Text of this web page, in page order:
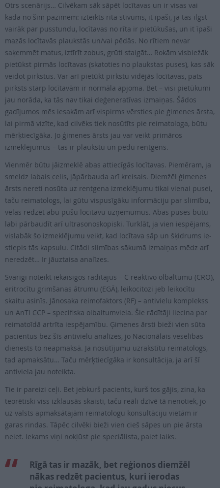
Otrs scenārijs… Cilvēkam sāk sāpēt locītavas un ir visas vai
kāda no šīm pazīmēm: izteikts rīta stīvums, it īpaši, ja tas ilgst
vairāk par pusstundu, locītavas no rīta ir pietūkušas, un it īpaši
mazās locītavās plaukstās un/vai pēdās. No rītiem nevar
saķemmēt matus, iztīrīt zobus, grūti staigāt… Rokām visbiežāk
pietūkst pirmās locītavas (skatoties no plaukstas puses), kas sāk
veidot pirkstus. Var arī pietūkt pirkstu vidējās locītavas, pats
pirksts starp locītavām ir normāla apjoma. Bet – visi pietūkumi
jau norāda, ka tās nav tikai deģeneratīvas izmaiņas. Šādos
gadījumos mēs iesakām arī vispirms vērsties pie ģimenes ārsta,
lai pirmā vizīte, kad cilvēks tiek nosūtīts pie reimatologa, būtu
mērķtiecīgāka. Jo ģimenes ārsts jau var veikt primāros
izmeklējumus – tas ir plaukstu un pēdu rentgens.
Vienmēr būtu jāizmeklē abas attiecīgās locītavas. Piemēram, ja
smeldz labais celis, jāpārbauda arī kreisais. Diemžēl ģimenes
ārsts nereti nosūta uz rentgena izmeklējumu tikai vienai pusei,
taču reimatologs, lai gūtu vispusīgāku informāciju par slimību,
vēlas redzēt abu pušu locītavu uzņēmumus. Abas puses būtu
labi pārbaudīt arī ultrasonoskopiski. Turklāt, ja vien iespējams,
vislabāk šo izmeklējumu veikt, kad locītava sāp un šķidrums ie­
stiepis tās kapsulu. Citādi slimības sākumā izmaiņas mēdz arī
neredzēt… Ir jāuztaisa analīzes.
Svarīgi noteikt iekaisīgos rādītājus – C reaktīvo olbaltumu (CRO),
eritrocītu grimšanas ātrumu (EGĀ), leikocitozi jeb leikocītu
skaitu asinīs. Jānosaka reimofaktors (RF) – antivielu komplekss
un AnTI CCP – specifiska olbaltumviela. Šie rādītāji liecina par
reimatoīdā artrīta iespējamību. Ģimenes ārsti bieži vien sūta
pacientus bez šīs antivielu analīzes, jo Nacionālais veselības
dienests to neapmaksā. Ja nosūtījumu uzrakstītu reimatologs,
tad apmaksātu… Taču mērķtiecīgāka ir konsultācija, ja arī šī
antiviela jau noteikta.
Tie ir pareizi ceļi. Bet jebkurš pacients, kurš tos gājis, zina, ka
teorētiski viss izklausās skaisti, taču reāli dzīvē tā nenotiek, jo
uz valsts apmaksātajām reimatologu konsultāciju vietām ir
garas rindas. Tāpēc cilvēki bieži vien cieš sāpes un pie ārsta
neiet. Iekams viņi nokļūst pie speciālista, paiet laiks.
Rīgā tas ir mazāk, bet reģionos diemžēl
nākas redzēt pacientus, kuri ierodas